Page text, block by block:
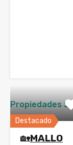
Propiedades
Destacado
🏡MALLO